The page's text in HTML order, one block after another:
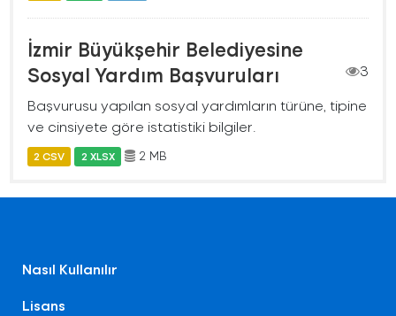
İzmir Büyükşehir Belediyesine
Sosyal Yardım Başvuruları
3
Başvurusu yapılan sosyal yardımların türüne, tipine
ve cinsiyete göre istatistiki bilgiler.
2 CSV 2 XLSX 2 MB
Nasıl Kullanılır
Lisans